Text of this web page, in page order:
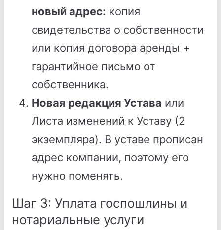
новый адрес: копия
свидетельства о собственности
или копия договора аренды +
гарантийное письмо от
собственника.
Новая редакция Устава или
Листа изменений к Уставу (2
экземпляра). В уставе прописан
адрес компании, поэтому его
нужно поменять.
Шаг 3: Уплата госпошлины и
нотариальные услуги